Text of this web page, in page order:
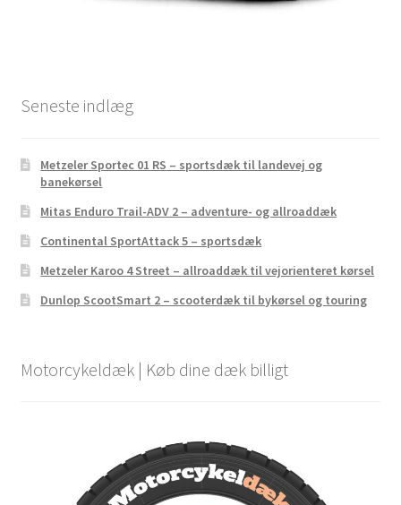
Seneste indlæg
Metzeler Sportec 01 RS – sportsdæk til landevej og
banekørsel
Mitas Enduro Trail-ADV 2 – adventure- og allroaddæk
Continental SportAttack 5 – sportsdæk
Metzeler Karoo 4 Street – allroaddæk til vejorienteret kørsel
Dunlop ScootSmart 2 – scooterdæk til bykørsel og touring
Motorcykeldæk | Køb dine dæk billigt